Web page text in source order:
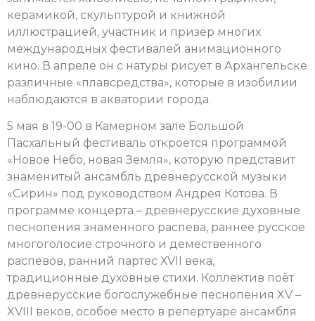
керамикой, скульптурой и книжной
иллюстрацией, участник и призёр многих
международных фестивалей анимационного
кино. В апреле он с натуры рисует в Архангельске
различные «плавсредства», которые в изобилии
наблюдаются в акватории города.
5 мая в 19-00 в Камерном зале Большой
Пасхальный фестиваль откроется программой
«Новое Небо, новая Земля», которую представит
знаменитый ансамбль древнерусской музыки
«Сирин» под руководством Андрея Котова. В
программе концерта – древнерусские духовные
песнопения знаменного распева, раннее русское
многоголосие строчного и демественного
распевов, ранний партес ХVII века,
традиционные духовные стихи. Коллектив поёт
древнерусские богослужебные песнопения XV –
XVIII веков, особое место в репертуаре ансамбля